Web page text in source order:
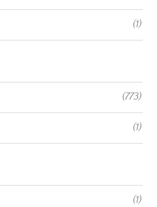
(1)
(773)
(1)
(1)